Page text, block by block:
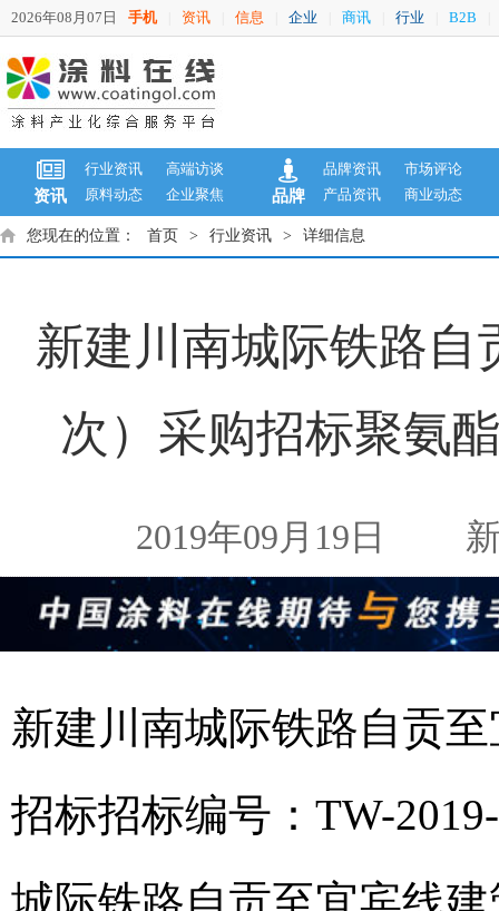
2026年08月07日 手机 资讯 信息 企业 商讯 行业 B2B
资讯
行业资讯
高端访谈
原料动态
企业聚焦 品牌
品牌资讯
市场评论
产品资讯
商业动态
您现在的位置： 首页 > 行业资讯 > 详细信息
新建川南城际铁路
次）采购招标聚氨
2019年09月19日 新
新建川南城际铁路自贡
招标招标编号：TW-